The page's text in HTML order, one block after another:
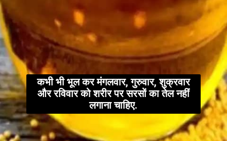
कभी भी भूल कर मंगलवार, गुरुवार, शुक्रवार
और रविवार को शरीर पर सरसों का तेल नहीं
लगाना चाहिए.